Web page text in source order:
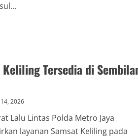
Keliling Tersedia di
2026
Lalu Lintas Polda Metro Jaya
layanan Samsat Keliling pada